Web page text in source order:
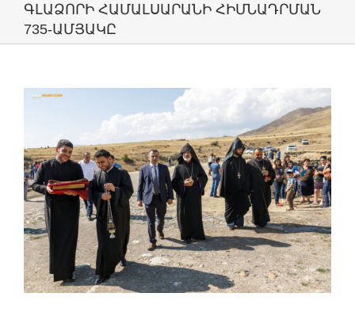
ԳԼԱՁՈՐԻ ՀԱՄԱԼՍԱՐԱՆԻ ՀԻՄՆԱԴՐՄԱՆ
735-ԱՄՅԱԿԸ
View